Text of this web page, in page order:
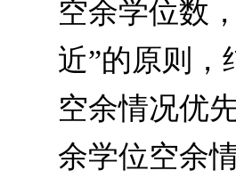
空余学位数
近”的原则，
空余情况优
余学位空余